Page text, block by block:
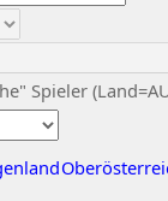
Spieler